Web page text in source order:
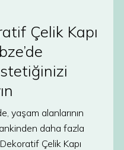
Çelik Kapı
yaşam alanlarının
daha fazla
Çelik Kapı